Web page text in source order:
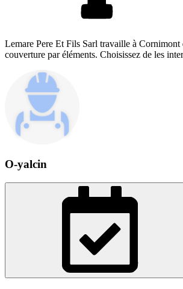
Lemare Pere Et Fils Sarl travaille à Cornimont
couverture par éléments. Choisissez de les
O-yalcin